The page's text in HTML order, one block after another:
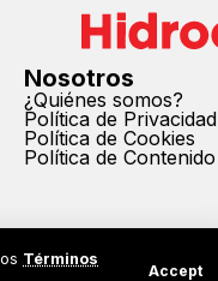
Términos
Accept
Nosotros
¿Quiénes somos?
Política de Privacidad
Política de Cookies
Política de Contenido